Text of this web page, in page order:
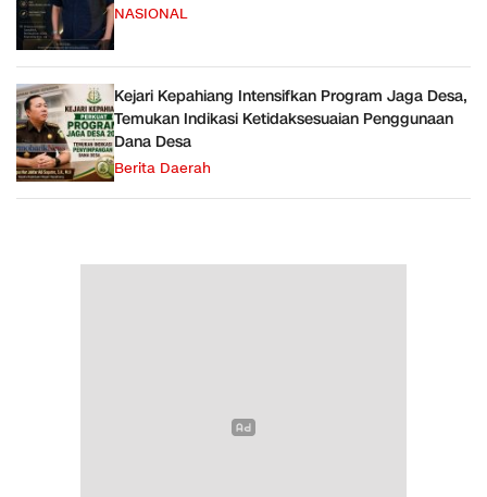
NASIONAL
Kejari Kepahiang Intensifkan Program Jaga Desa,
Temukan Indikasi Ketidaksesuaian Penggunaan
Dana Desa
Berita Daerah